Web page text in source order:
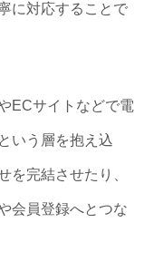
に対応することで
ECサイトなどで電
いう層を抱え込
を完結させたり、
会員登録へとつな